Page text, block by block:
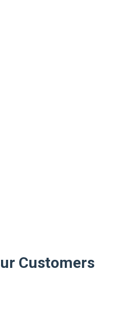
Customers